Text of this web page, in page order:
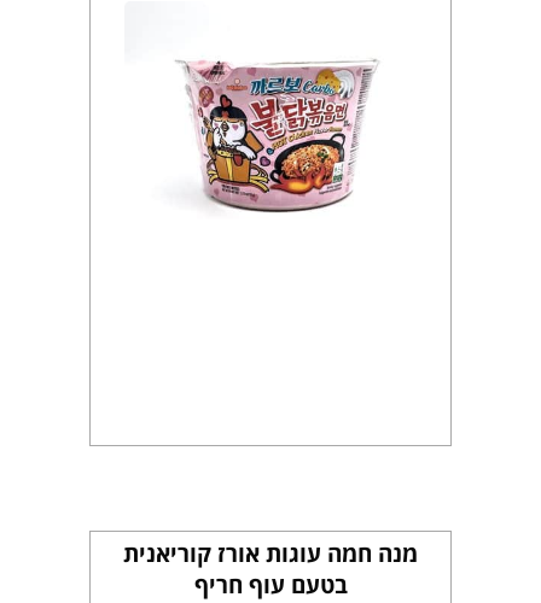
מנה חמה עוגות אורז קוריאנית
בטעם עוף חריף